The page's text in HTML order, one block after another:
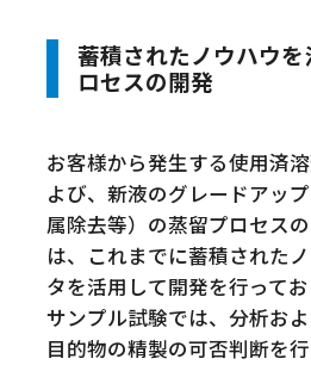
蓄積されたノウハウ
ロセスの開発
お客様から発生する使用済
よび、新液のグレードアッ
属除去等）の蒸留プロセス
は、これまでに蓄積された
タを活用して開発を行ってお
サンプル試験では、分析お
目的物の精製の可否判断を